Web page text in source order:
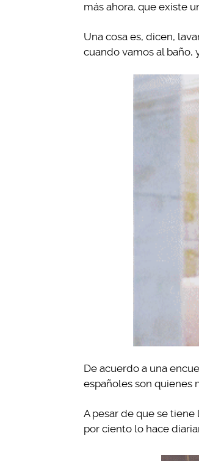
más ahora, que existe
Una cosa es, dicen,
cuando vamos al baño,
De acuerdo a una
españoles son quienes
A pesar de que se tiene
por ciento lo hace